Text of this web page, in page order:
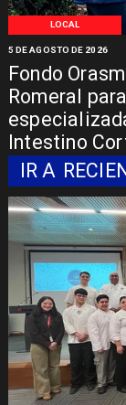
LOCAL
Fondo
Romeral
Intestino
5 DE AGOSTO DE 2026
IR A